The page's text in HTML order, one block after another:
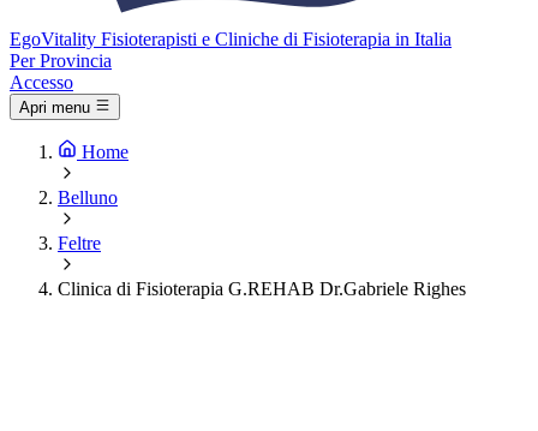
EgoVitality Fisioterapisti e Cliniche di Fisioterapia in Italia
Per Provincia
Accesso
Apri menu
Home
Belluno
Feltre
Clinica di Fisioterapia G.REHAB Dr.Gabriele Righes